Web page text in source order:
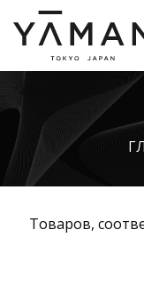
Товаров,